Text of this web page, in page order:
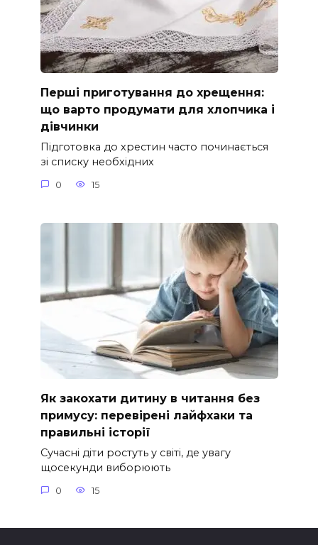
Перші приготування до хрещення:
що варто продумати для хлопчика і
дівчинки
Підготовка до хрестин часто починається
зі списку необхідних
0 15
Як закохати дитину в читання без
примусу: перевірені лайфхаки та
правильні історії
Сучасні діти ростуть у світі, де увагу
щосекунди виборюють
0 15